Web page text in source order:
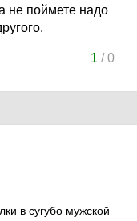
не поймете надо
1 /0
в сугубо мужской